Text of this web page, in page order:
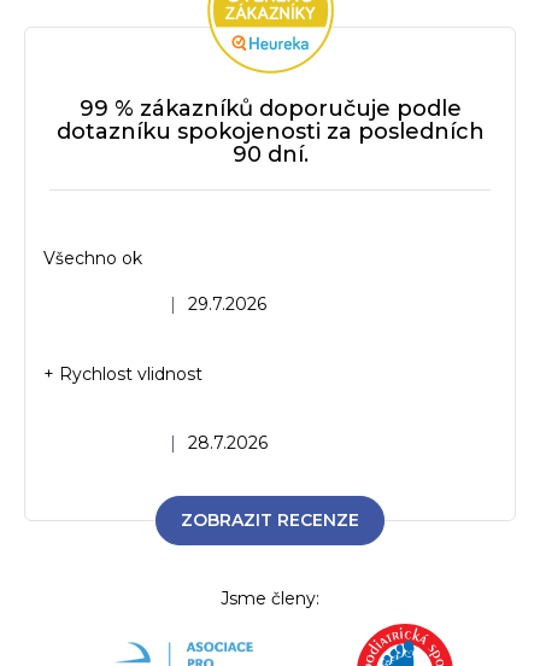
99 % zákazníků doporučuje podle
dotazníku spokojenosti za posledních
90 dní.
Hodnocení obchodu je 5 z 5 hvězdiček.
| 29.7.2026
Všechno ok
Hodnocení obchodu je 5 z 5 hvězdiček.
| 28.7.2026
+ Rychlost vlidnost
ZOBRAZIT RECENZE
Jsme členy: